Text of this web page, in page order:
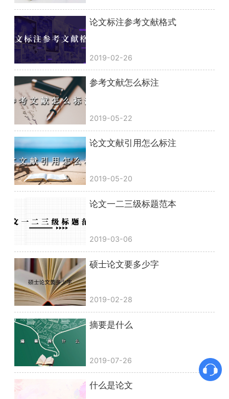
论文标注参考文献格式
2019-02-26
参考文献怎么标注
2019-05-22
论文文献引用怎么标注
2019-05-20
论文一二三级标题范本
2019-03-06
硕士论文要多少字
2019-02-28
摘要是什么
2019-07-26
什么是论文